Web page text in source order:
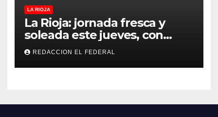
LA RIOJA
La Rioja: jornada fresca y
soleada este jueves, con
temperaturas estables para
el viernes
REDACCION EL FEDERAL